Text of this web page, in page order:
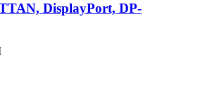
DisplayPort, DP-